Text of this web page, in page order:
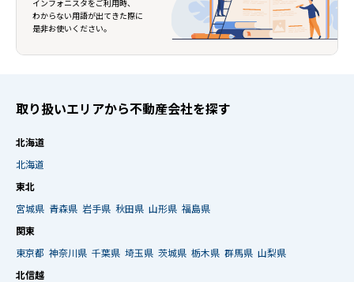
インフォニスタをご利用時、
わからない用語が出てきた際に
是非お使いください。
取り扱いエリアから不動産会社を探す
北海道
北海道
東北
宮城県 青森県 岩手県 秋田県 山形県 福島県
関東
東京都 神奈川県 千葉県 埼玉県 茨城県 栃木県 群馬県 山梨県
北信越